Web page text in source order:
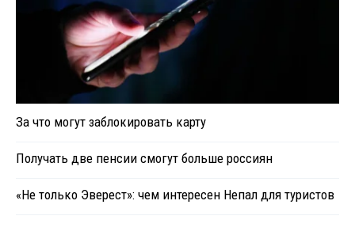
За что могут заблокировать карту
Получать две пенсии смогут больше россиян
«Не только Эверест»: чем интересен Непал для туристов